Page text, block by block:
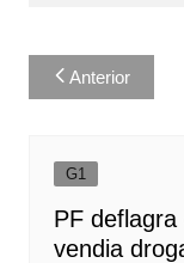
Navegação
de
Anterior
G1
PF
vendia